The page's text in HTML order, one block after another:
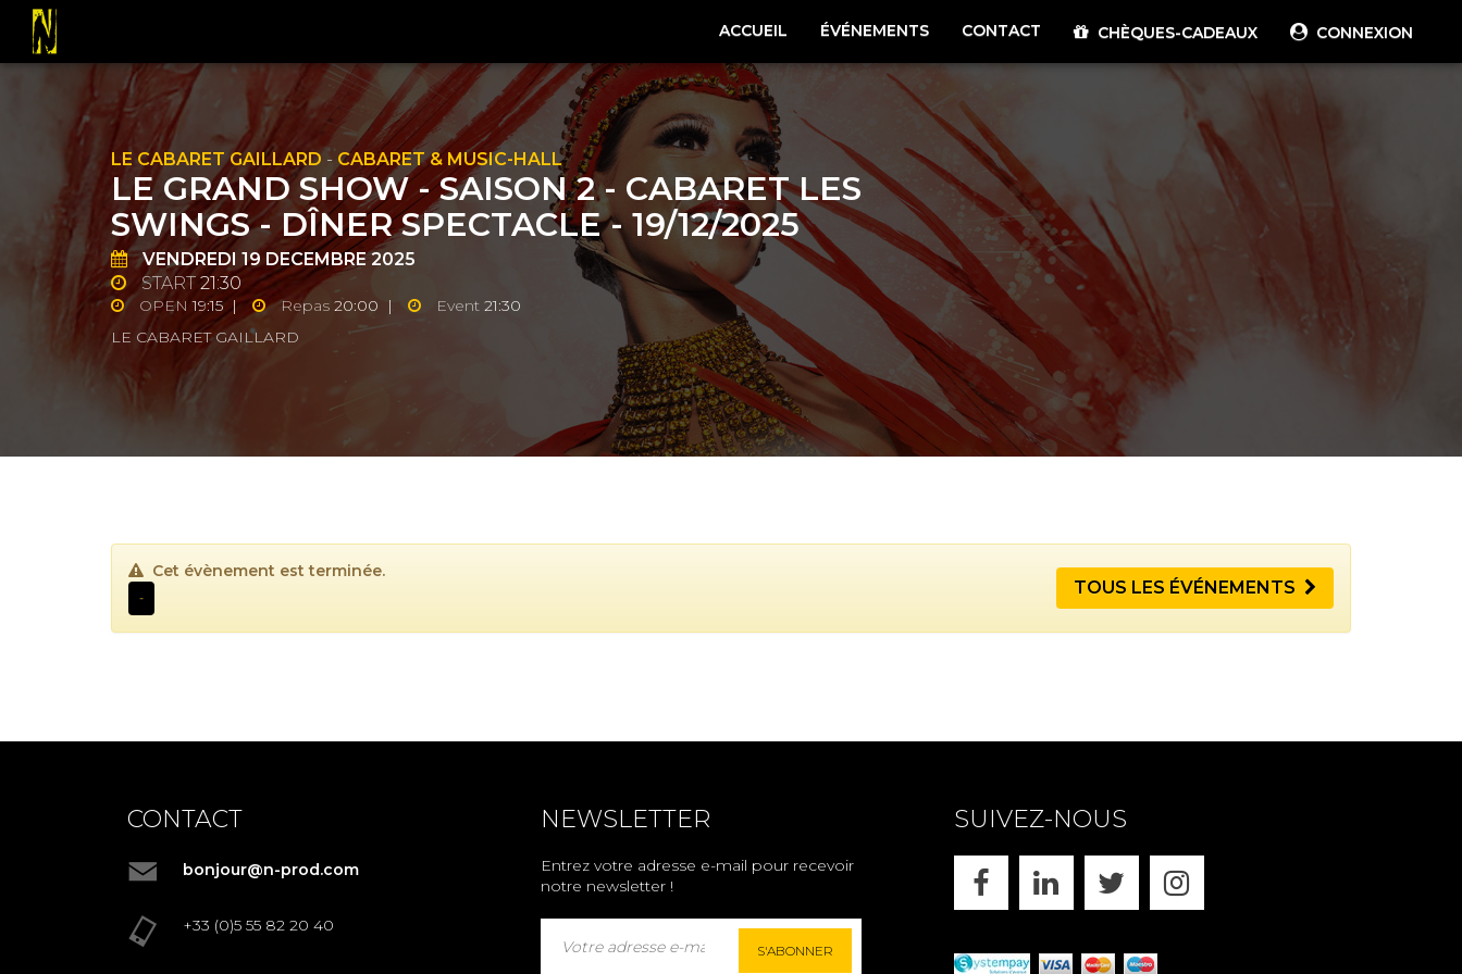
ACCUEIL ÉVÉNEMENTS CONTACT CHÈQUES-CADEAUX CONNEXION
LE CABARET GAILLARD - CABARET & MUSIC-HALL
LE GRAND SHOW - SAISON 2 - CABARET LES
SWINGS - DÎNER SPECTACLE - 19/12/2025
VENDREDI 19 DECEMBRE 2025
START 21:30
OPEN 19:15 | Repas 20:00 | Event 21:30
LE CABARET GAILLARD
Cet évènement est terminée.
- TOUS LES ÉVÉNEMENTS
CONTACT
bonjour@n-prod.com
+33 (0)5 55 82 20 40
NEWSLETTER
Entrez votre adresse e-mail pour recevoir
notre newsletter !
S'ABONNER
SUIVEZ-NOUS
FACEBOOK